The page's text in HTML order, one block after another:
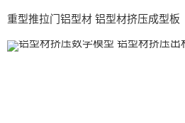
重型推拉门铝型材 铝型材挤压成型板